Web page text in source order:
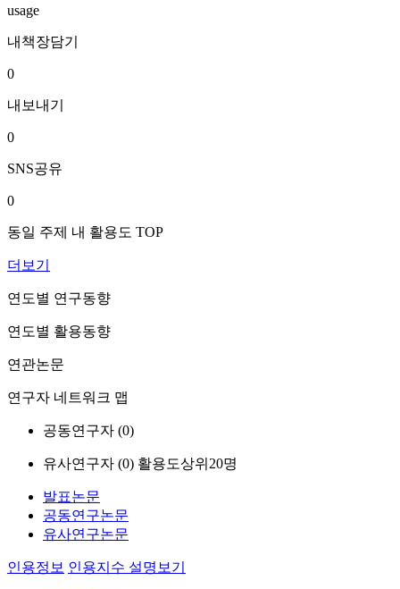
usage
내책장담기
0
내보내기
0
SNS공유
0
동일 주제 내 활용도 TOP
더보기
연도별 연구동향
연도별 활용동향
연관논문
연구자 네트워크 맵
공동연구자 (0)
유사연구자 (0) 활용도상위20명
발표논문
공동연구논문
유사연구논문
인용정보 인용지수 설명보기